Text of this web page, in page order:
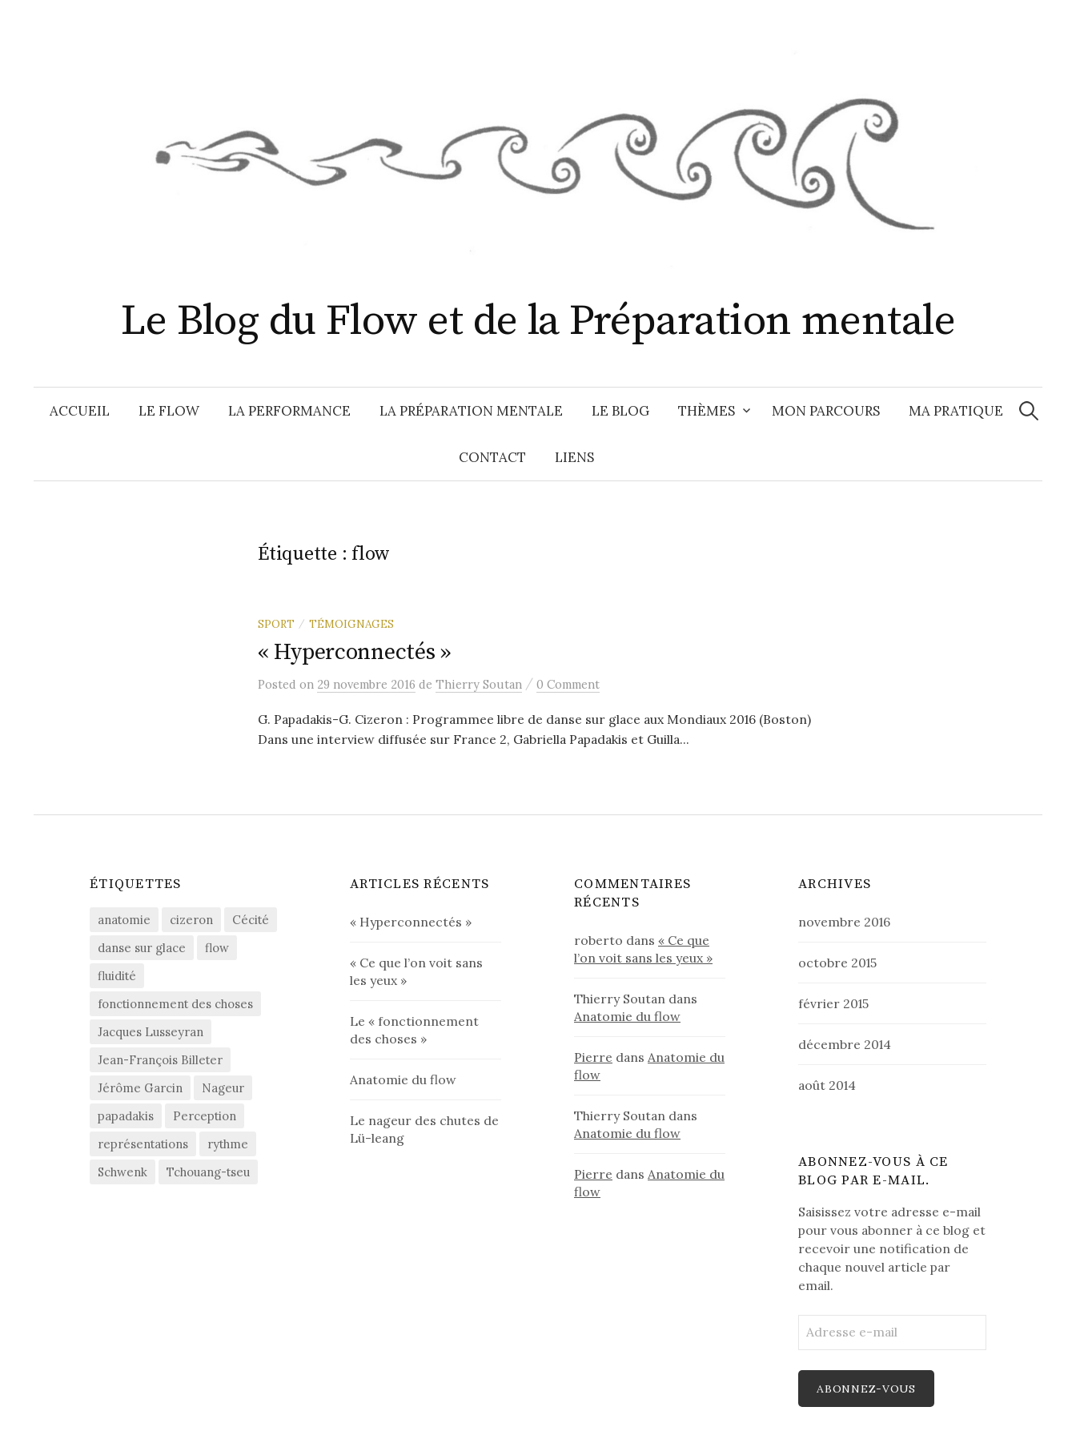
Le Blog du Flow et de la Préparation mentale
ACCUEIL LE FLOW LA PERFORMANCE LA PRÉPARATION MENTALE LE BLOG THÈMES MON PARCOURS MA PRATIQUE
CONTACT LIENS
Étiquette : flow
SPORT / TÉMOIGNAGES
« Hyperconnectés »
Posted on 29 novembre 2016 de Thierry Soutan / 0 Comment
G. Papadakis-G. Cizeron : Programmee libre de danse sur glace aux Mondiaux 2016 (Boston)
Dans une interview diffusée sur France 2, Gabriella Papadakis et Guilla...
ÉTIQUETTES
anatomie cizeron
Cécité
danse sur glace
flow
fluidité
fonctionnement des choses
Jacques Lusseyran
Jean-François Billeter
Jérôme Garcin
Nageur
papadakis
Perception
représentations
rythme
Schwenk
Tchouang-tseu
ARTICLES RÉCENTS
« Hyperconnectés »
« Ce que l’on voit sans
les yeux »
Le « fonctionnement
des choses »
Anatomie du flow
Le nageur des chutes de
Lü-leang
COMMENTAIRES
RÉCENTS
roberto dans « Ce que
l’on voit sans les yeux »
Thierry Soutan dans
Anatomie du flow
Pierre dans Anatomie du
flow
Thierry Soutan dans
Anatomie du flow
Pierre dans Anatomie du
flow
ARCHIVES
novembre 2016
octobre 2015
février 2015
décembre 2014
août 2014
ABONNEZ-VOUS À CE
BLOG PAR E-MAIL.
Saisissez votre adresse e-mail
pour vous abonner à ce blog et
recevoir une notification de
chaque nouvel article par
email.
e-
ABONNEZ-VOUS